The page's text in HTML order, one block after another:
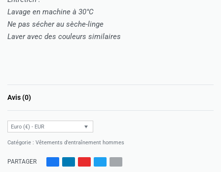
Lavage en machine à 30°C
Ne pas sécher au sèche-linge
Laver avec des couleurs similaires
Avis (0)
Euro (€) - EUR
Catégorie : Vêtements d'entraînement hommes
PARTAGER